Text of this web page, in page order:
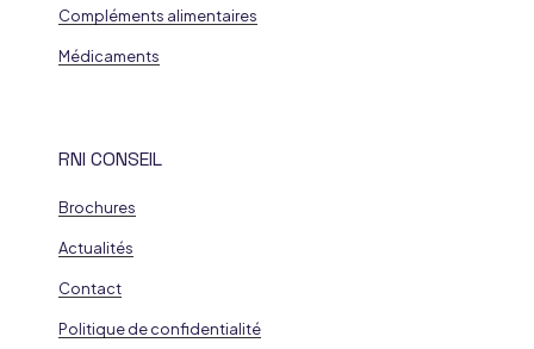
Compléments alimentaires
Médicaments
RNI CONSEIL
Brochures
Actualités
Contact
Politique de confidentialité